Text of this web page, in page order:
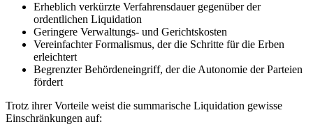
Erheblich verkürzte Verfahrensdauer gegenüber der
ordentlichen Liquidation
Geringere Verwaltungs- und Gerichtskosten
Vereinfachter Formalismus, der die Schritte für die Erben
erleichtert
Begrenzter Behördeneingriff, der die Autonomie der Parteien
fördert
Trotz ihrer Vorteile weist die summarische Liquidation gewisse
Einschränkungen auf: